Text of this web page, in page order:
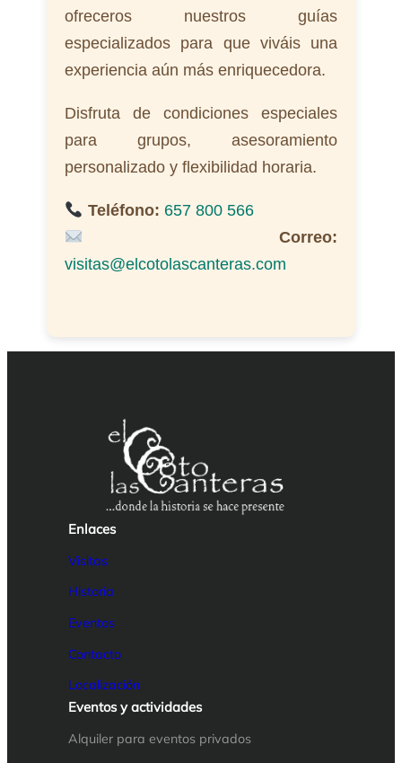
ofreceros nuestros guías
especializados para que viváis una
experiencia aún más enriquecedora.
Disfruta de condiciones especiales
para grupos, asesoramiento
personalizado y flexibilidad horaria.
Teléfono: 657 800 566
Correo:
visitas@elcotolascanteras.com
Enlaces
Visitas
Historia
Eventos
Contacto
Localización
Eventos y actividades
Alquiler para eventos privados